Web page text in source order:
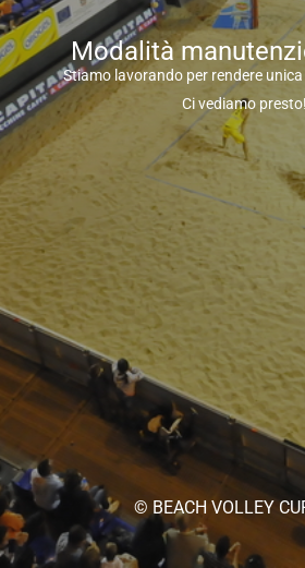
Modalità
Stiamo lavorando per rendere
Ci vediamo presto!
© BEACH VOLLEY